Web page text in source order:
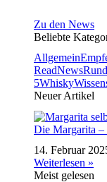
Zu den News
Beliebte
Allgemein
ReadNews
5Whisky
Neuer Artikel
Die Margarita
14. Februar
Weiterlesen »
Meist gelesen